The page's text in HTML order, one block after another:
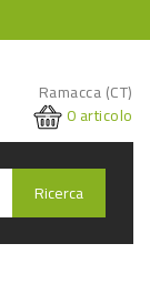
Ramacca (CT)
0articolo
Ricerca